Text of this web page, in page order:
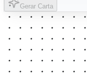
Gerar Carta